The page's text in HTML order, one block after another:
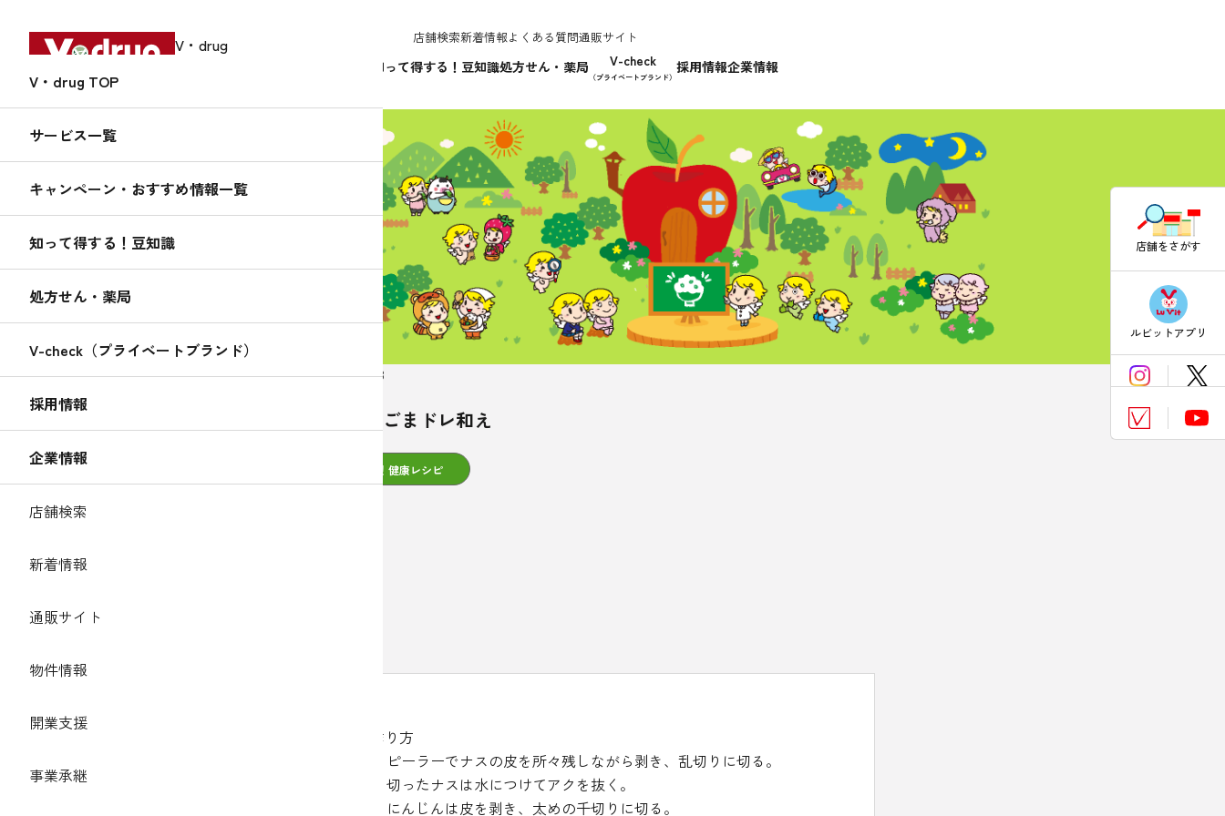
V・drug
店舗検索新着情報よくある質問通販サイト
知って得する！豆知識処方せん・薬局 V-check
（プライベートブランド）
採用情報企業情報
V・drug TOP
サービス一覧
キャンペーン・おすすめ情報一覧
知って得する！豆知識
処方せん・薬局
V-check（プライベートブランド）
採用情報
企業情報
店舗検索
新着情報
通販サイト
物件情報
開業支援
事業承継
知って得する！
くすりんの
豆知識
2019.03.13
ナスのごまドレ和え
簡単！健康レシピ
【材料】1人分
作り方
ピーラーでナスの皮を所々残しながら剥き、乱切りに切る。
切ったナスは水につけてアクを抜く。
にんじんは皮を剥き、太めの千切りに切る。
店舗をさがす
ルビットアプリ